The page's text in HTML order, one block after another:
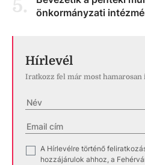
5.
önkormányzati
Hírlevél
Iratkozz fel már most
A Hírlevélre történő
hozzájárulok ahhoz, a